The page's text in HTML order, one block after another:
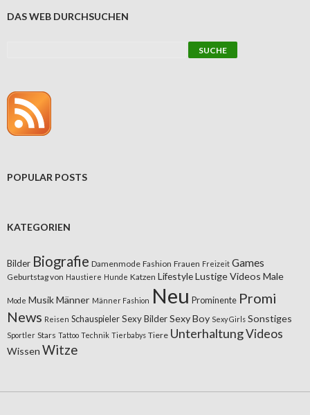
DAS WEB DURCHSUCHEN
POPULAR POSTS
KATEGORIEN
Bilder Biografie Damenmode Fashion Frauen Freizeit Games
Geburtstag von Haustiere Hunde Katzen LifestyleLustige Videos Male
Mode MusikMänner Männer Fashion Neu Prominente Promi
News Reisen Schauspieler Sexy BilderSexy Boy Sexy Girls Sonstiges
Sportler Stars Tattoo Technik Tierbabys Tiere UnterhaltungVideos
Wissen Witze